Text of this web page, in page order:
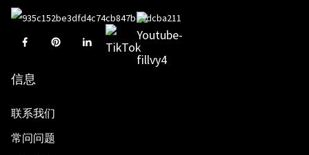
信息
联系我们
常问问题